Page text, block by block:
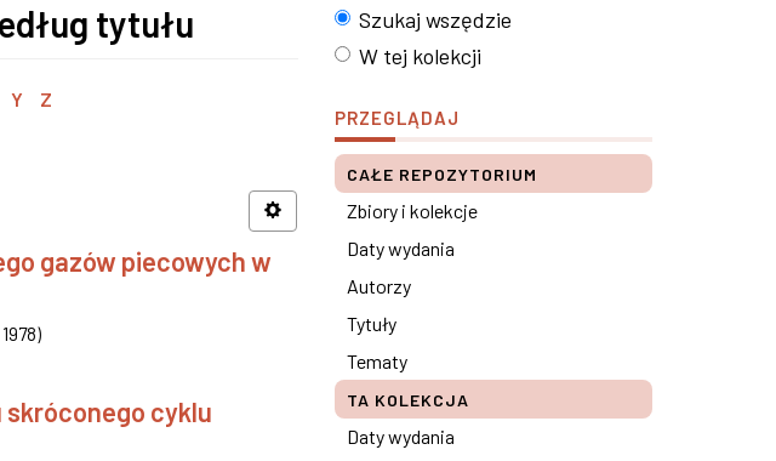
tytułu
Y Z
gazów piecowych w
1978)
cyklu
Szukaj wszędzie
W tej kolekcji
PRZEGLĄDAJ
CAŁE REPOZYTORIUM
Zbiory i kolekcje
Daty wydania
Autorzy
Tytuły
Tematy
TA KOLEKCJA
Daty wydania